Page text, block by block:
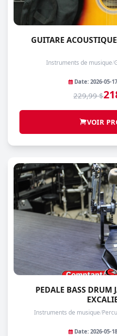
GUITARE
Instruments de musique/
Date: 2026-05-
229,99 $
VOIR
PEDALE BASS DRUM
Instruments de musique/
Date: 2026-05-